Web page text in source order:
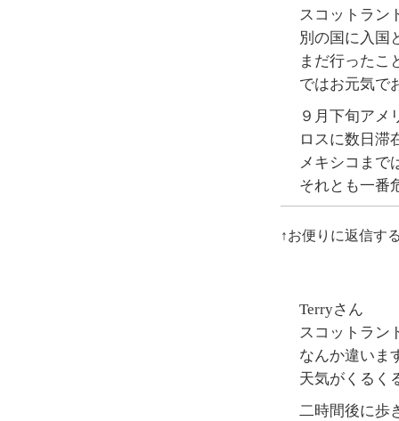
スコットラン
別の国に入国
まだ行ったこ
ではお元気で
９月下旬アメ
ロスに数日滞
メキシコまで
それとも一番
↑お便りに返信す
Terryさん
スコットラン
なんか違いま
天気がくるく
二時間後に歩